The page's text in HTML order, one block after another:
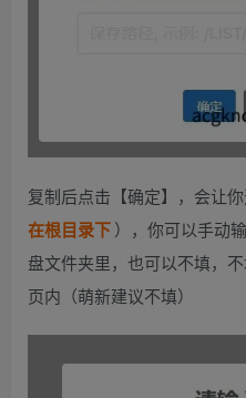
复制后点击【确定】，会让
在根目录下），你可以手动
盘文件夹里，也可以不填，
页内（萌新建议不填）